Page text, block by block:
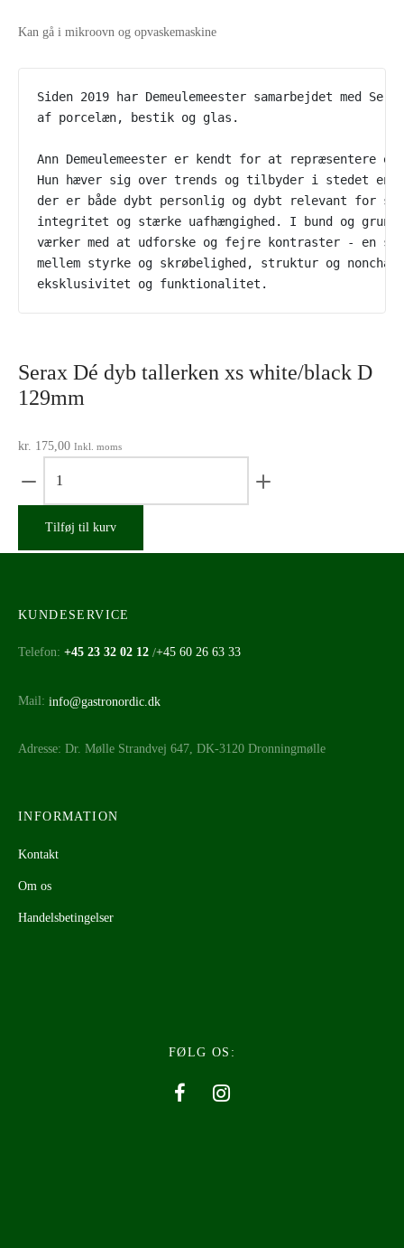
Kan gå i mikroovn og opvaskemaskine
Siden 2019 har Demeulemeester samarbejdet med
af porcelæn, bestik og glas.
Ann Demeulemeester er kendt for at
Hun hæver sig over trends og tilbyder i stedet
der er både dybt personlig og dybt relevant for
integritet og stærke uafhængighed. I bund og grund
værker med at udforske og fejre kontraster - en
mellem styrke og skrøbelighed, struktur og
eksklusivitet og funktionalitet.
Serax Dé dyb tallerken xs white/black D
129mm
kr. 175,00 Inkl. moms
dyb
tallerken
xs
129mm
Tilføj til kurv
KUNDESERVICE
Telefon: +45 23 32 02 12 /+45 60 26 63 33
Mail: info@gastronordic.dk
Adresse: Dr. Mølle Strandvej 647, DK-3120 Dronningmølle
INFORMATION
Kontakt
Om os
Handelsbetingelser
FØLG OS: